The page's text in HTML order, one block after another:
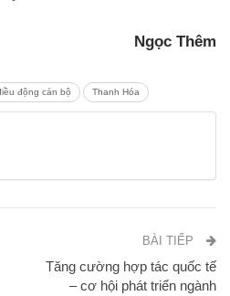
Ngọc Thêm
động cán bộ Thanh Hóa
BÀI TIẾP
Tăng cường hợp tác quốc tế
– cơ hội phát triển ngành